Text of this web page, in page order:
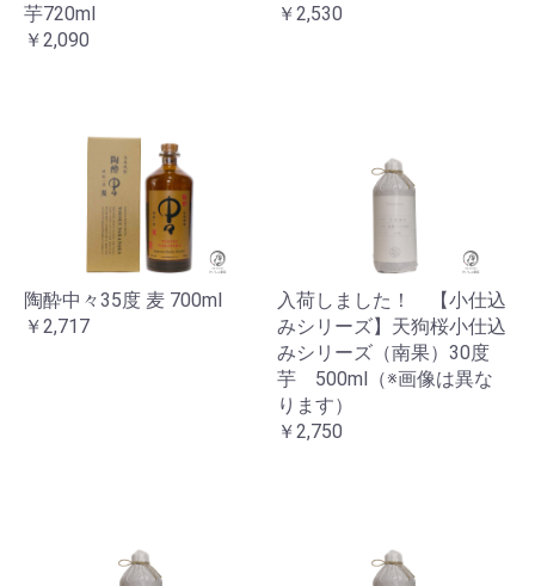
芋720ml
￥2,090
￥2,530
陶酔中々35度 麦 700ml
￥2,717
入荷しました！ 【小仕込
みシリーズ】天狗桜小仕込
みシリーズ（南果）30度
芋 500ml（※画像は異な
ります）
￥2,750